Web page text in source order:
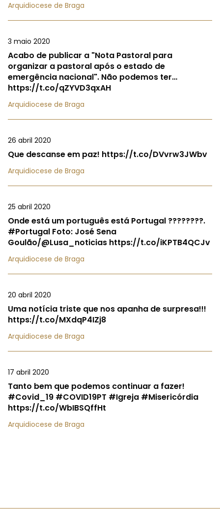
Arquidiocese de Braga
3 maio 2020
Acabo de publicar a "Nota Pastoral para
organizar a pastoral após o estado de
emergência nacional". Não podemos ter…
https://t.co/qZYVD3qxAH
Arquidiocese de Braga
26 abril 2020
Que descanse em paz! https://t.co/DVvrw3JWbv
Arquidiocese de Braga
25 abril 2020
Onde está um português está Portugal ????????.
#Portugal Foto: José Sena
Goulão/@Lusa_noticias https://t.co/iKPTB4QCJv
Arquidiocese de Braga
20 abril 2020
Uma notícia triste que nos apanha de surpresa!!!
https://t.co/MXdqP4IZj8
Arquidiocese de Braga
17 abril 2020
Tanto bem que podemos continuar a fazer!
#Covid_19 #COVID19PT #Igreja #Misericórdia
https://t.co/WbIBSQffHt
Arquidiocese de Braga